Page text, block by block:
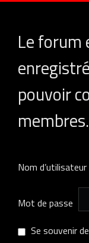
Le forum
pouvoir
membres.
Nom d’utilisateur
Mot de passe
Se souvenir